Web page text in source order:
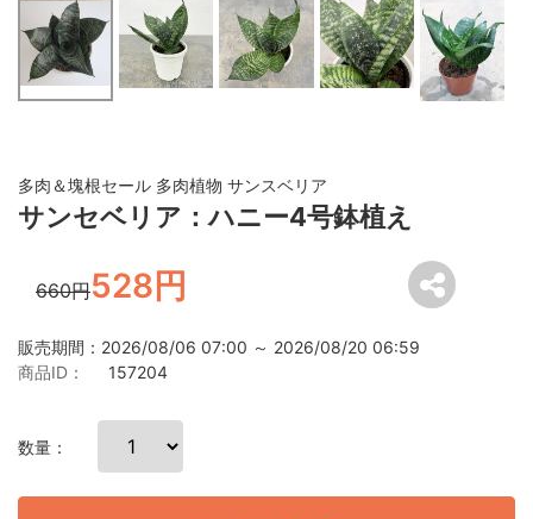
多肉＆塊根セール 多肉植物 サンスベリア
サンセベリア：ハニー4号鉢植え
660円528円
販売期間：2026/08/06 07:00 ～ 2026/08/20 06:59
商品ID：
157204
数量：